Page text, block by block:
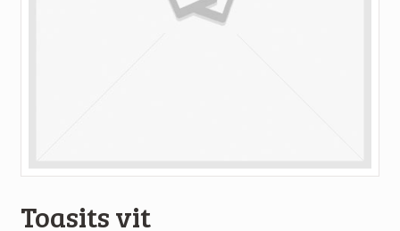
Toasits vit